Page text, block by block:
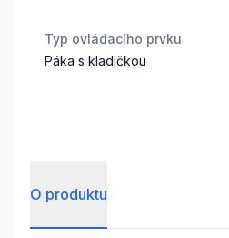
Typ ovládacího prvku
Páka s kladičkou
O produktu